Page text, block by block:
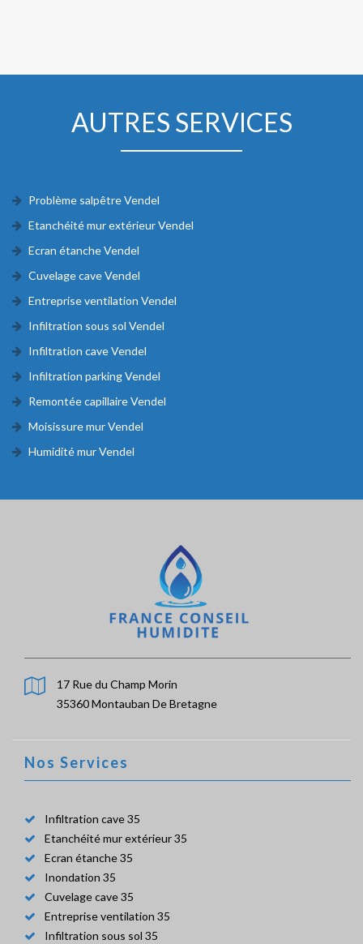
AUTRES SERVICES
Problème salpêtre Vendel
Etanchéité mur extérieur Vendel
Ecran étanche Vendel
Cuvelage cave Vendel
Entreprise ventilation Vendel
Infiltration sous sol Vendel
Infiltration cave Vendel
Infiltration parking Vendel
Remontée capillaire Vendel
Moisissure mur Vendel
Humidité mur Vendel
17 Rue du Champ Morin
35360 Montauban De Bretagne
Nos Services
Infiltration cave 35
Etanchéité mur extérieur 35
Ecran étanche 35
Inondation 35
Cuvelage cave 35
Entreprise ventilation 35
Infiltration sous sol 35